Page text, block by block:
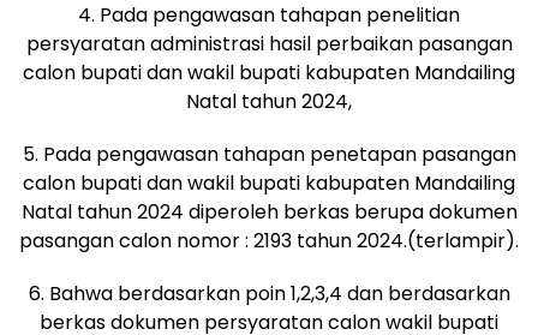
4. Pada pengawasan tahapan penelitian
persyaratan administrasi hasil perbaikan pasangan
calon bupati dan wakil bupati kabupaten Mandailing
Natal tahun 2024,
5. Pada pengawasan tahapan penetapan pasangan
calon bupati dan wakil bupati kabupaten Mandailing
Natal tahun 2024 diperoleh berkas berupa dokumen
pasangan calon nomor : 2193 tahun 2024.(terlampir).
6. Bahwa berdasarkan poin 1,2,3,4 dan berdasarkan
berkas dokumen persyaratan calon wakil bupati